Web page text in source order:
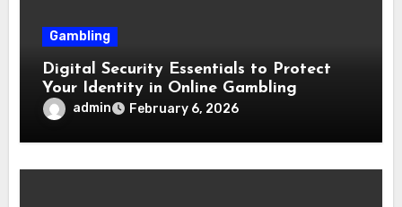
Gambling
Digital Security Essentials to Protect
Your Identity in Online Gambling
admin February 6, 2026